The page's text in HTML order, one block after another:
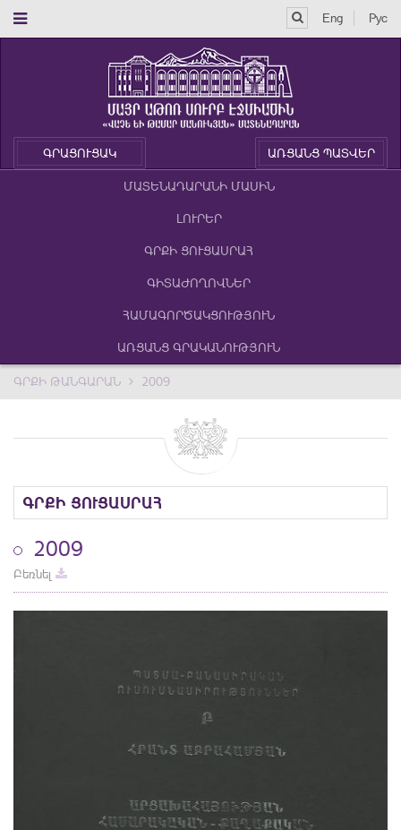
Eng Рус
ԳՐԱՑՈՒՑԱԿ ԱՌՑԱՆՑ ՊԱՏՎԵՐ
ՄԱՏԵՆԱԴԱՐԱՆԻ ՄԱՍԻՆ
ԼՈՒՐԵՐ
ԳՐՔԻ ՑՈՒՑԱՍՐԱՀ
ԳԻՏԱԺՈՂՈՎՆԵՐ
ՀԱՄԱԳՈՐԾԱԿՑՈՒԹՅՈՒՆ
ԱՌՑԱՆՑ ԳՐԱԿԱՆՈՒԹՅՈՒՆ
ԳՐՔԻ ԹԱՆԳԱՐԱՆ 2009
ԳՐՔԻ ՑՈՒՑԱՍՐԱՀ
2009
Բեռնել